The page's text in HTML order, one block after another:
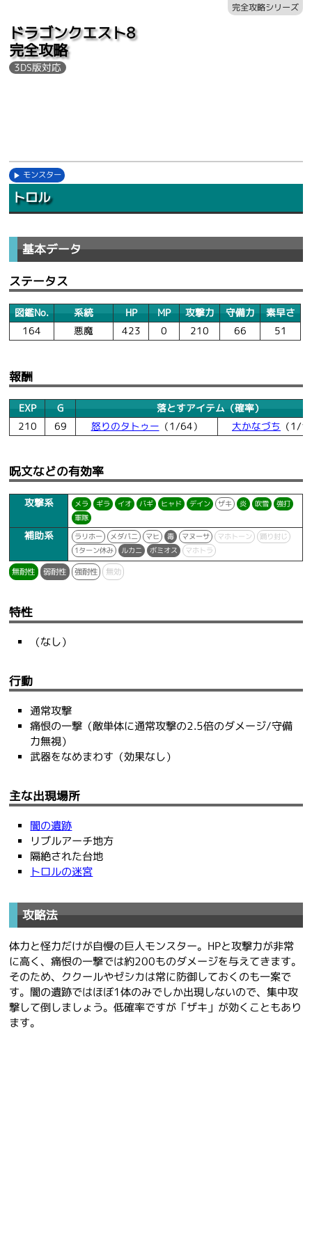
ドラゴンクエスト8
完全攻略
3DS版対応
完全攻略シリーズ
モンスター
トロル
基本データ
ステータス
図鑑No. 系統 HP MP 攻撃力 守備力
素早さ
164
悪魔 423 0 210 66 51
報酬
EXP G
落とすアイテム（確率）
210
69 怒りのタトゥー （1/64） 大かなづち （1/
呪文などの有効率
攻撃系 メラ ギラ イオ バギ ヒャド デイン ザキ 炎 吹雪
強打
軍隊
補助系 ラリホー メダパニ マヒ 毒 マヌーサ マホトーン
踊り封じ
1ターン休み
ルカニ ボミオス マホトラ
無耐性 弱耐性 強耐性 無効
特性
（なし）
行動
通常攻撃
痛恨の一撃（敵単体に通常攻撃の2.5倍のダメージ/守備
力無視）
武器をなめまわす（効果なし）
主な出現場所
闇の遺跡
リブルアーチ地方
隔絶された台地
トロルの迷宮
攻略法
体力と怪力だけが自慢の巨人モンスター。HPと攻撃力が非常
に高く、痛恨の一撃では約200ものダメージを与えてきます。
そのため、ククールやゼシカは常に防御しておくのも一案で
す。闇の遺跡ではほぼ1体のみでしか出現しないので、集中攻
撃して倒しましょう。低確率ですが「ザキ」が効くこともあり
ます。